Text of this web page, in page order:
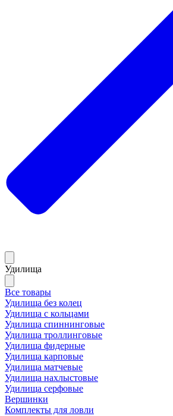
Удилища
Все товары
Удилища без колец
Удилища с кольцами
Удилища спиннинговые
Удилища троллинговые
Удилища фидерные
Удилища карповые
Удилища матчевые
Удилища нахлыстовые
Удилища серфовые
Вершинки
Комплекты для ловли